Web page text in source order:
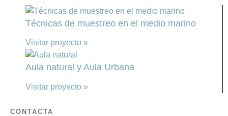
Técnicas de muestreo en el medio marino
Visitar proyecto »
Aula natural y Aula Urbana
Visitar proyecto »
CONTACTA